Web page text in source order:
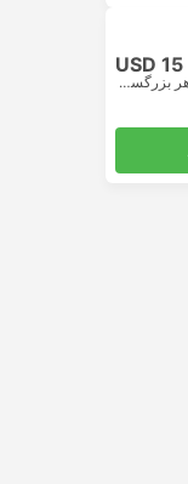
USD 15
به ازای هر بزرگسال